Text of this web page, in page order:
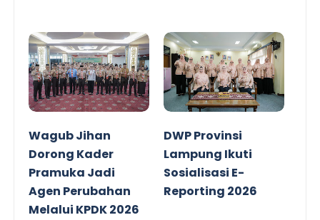
Wagub Jihan
Dorong Kader
Pramuka Jadi
Agen Perubahan
Melalui KPDK 2026
DWP Provinsi
Lampung Ikuti
Sosialisasi E-
Reporting 2026